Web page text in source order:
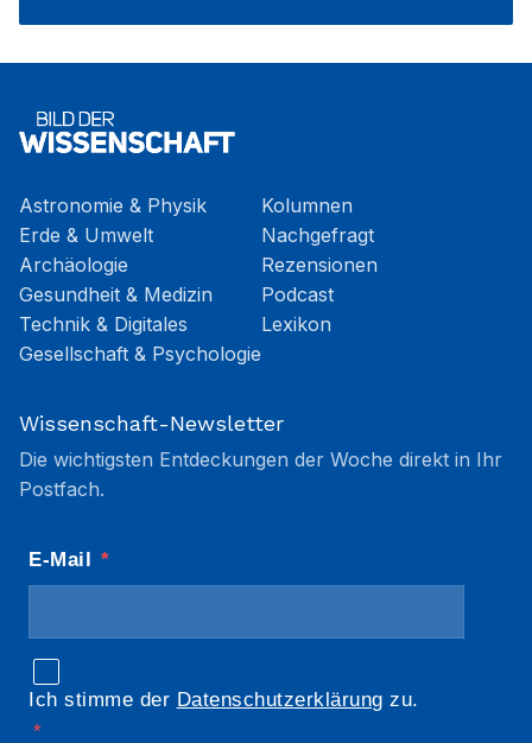
Astronomie & Physik
Erde & Umwelt
Archäologie
Gesundheit & Medizin
Technik & Digitales
Gesellschaft & Psychologie
Kolumnen
Nachgefragt
Rezensionen
Podcast
Lexikon
Wissenschaft-Newsletter
Die wichtigsten Entdeckungen der Woche direkt in Ihr
Postfach.